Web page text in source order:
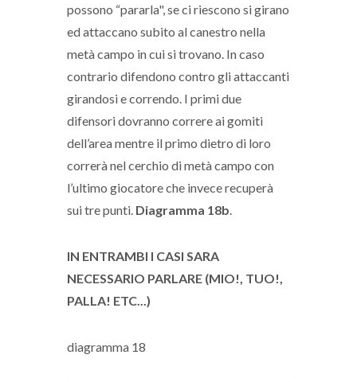
possono “pararla", se ci riescono si girano
ed attaccano subito al canestro nella
metà campo in cui si trovano. In caso
contrario difendono contro gli attaccanti
girandosi e correndo. I primi due
difensori dovranno correre ai gomiti
dell’area mentre il primo dietro di loro
correrà nel cerchio di metà campo con
l’ultimo giocatore che invece recuperà
sui tre punti. Diagramma 18b
IN ENTRAMBI I CASI SARA
NECESSARIO PARLARE (MIO!, TUO!,
PALLA! ETC...)
diagramma 18